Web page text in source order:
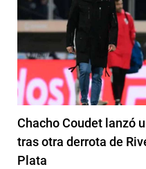
Chacho Coudet lanzó
tras otra derrota de
Plata